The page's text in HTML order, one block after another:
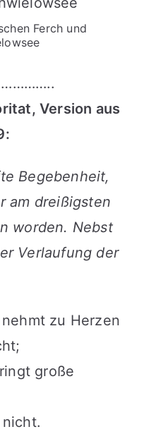
Ferch und
Version aus
Begebenheit,
am dreißigsten
worden. Nebst
Verlaufung der
zu Herzen
große